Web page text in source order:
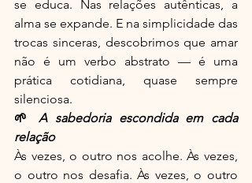
se educa. Nas relações autênticas, a
alma se expande. E na simplicidade das
trocas sinceras, descobrimos que amar
não é um verbo abstrato — é uma
prática cotidiana, quase sempre
silenciosa.
🌱 A sabedoria escondida em cada
relação
Às vezes, o outro nos acolhe. Às vezes,
o outro nos desafia. Às vezes, o outro